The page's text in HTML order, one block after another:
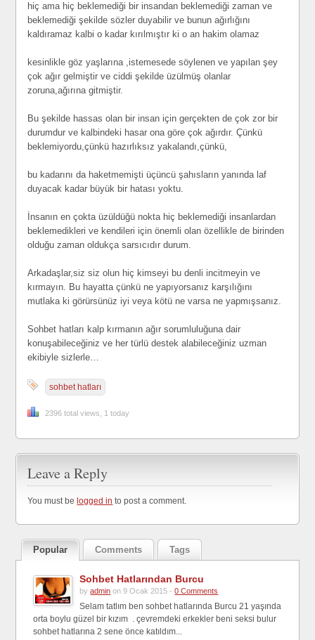
hiç ama hiç beklemediği bir insandan beklemediği zaman ve
beklemediği şekilde sözler duyabilir ve bunun ağırlığını
kaldıramaz kalbi o kadar kırılmıştır ki o an hakim olamaz
kesinlikle göz yaşlarına ,istemesede söylenen ve yapılan şey
çok ağır gelmiştir ve ciddi şekilde üzülmüş olanlar
zoruna,ağırına gitmiştir.
Bu şekilde hassas olan bir insan için gerçekten de çok zor bir
durumdur ve kalbindeki hasar ona göre çok ağırdır. Çünkü
beklemiyordu,çünkü hazırlıksız yakalandı,çünkü,
bu kadarını da haketmemişti üçüncü şahısların yanında laf
duyacak kadar büyük bir hatası yoktu.
İnsanın en çokta üzüldüğü nokta hiç beklemediği insanlardan
beklemedikleri ve kendileri için önemli olan özellikle de birinden
olduğu zaman oldukça sarsıcıdır durum.
Arkadaşlar,siz siz olun hiç kimseyi bu denli incitmeyin ve
kırmayın. Bu hayatta çünkü ne yapıyorsanız karşılığını
mutlaka ki görürsünüz iyi veya kötü ne varsa ne yapmışsanız.
Sohbet hatları kalp kırmanın ağır sorumluluğuna dair
konuşabileceğiniz ve her türlü destek alabileceğiniz uzman
ekibiyle sizlerle…
sohbet hatları
2396 total views, 1 today
Leave a Reply
You must be logged in to post a comment.
Popular Comments Tags
Sohbet Hatlarından Burcu
byadmin on 9 Ocak 2015 -0 Comments
Selam tatlım ben sohbet hatlarında Burcu 21 yaşında
orta boylu güzel bir kızım . çevremdeki erkekler beni seksi bulur
sohbet hatlarına 2 sene önce katıldım...